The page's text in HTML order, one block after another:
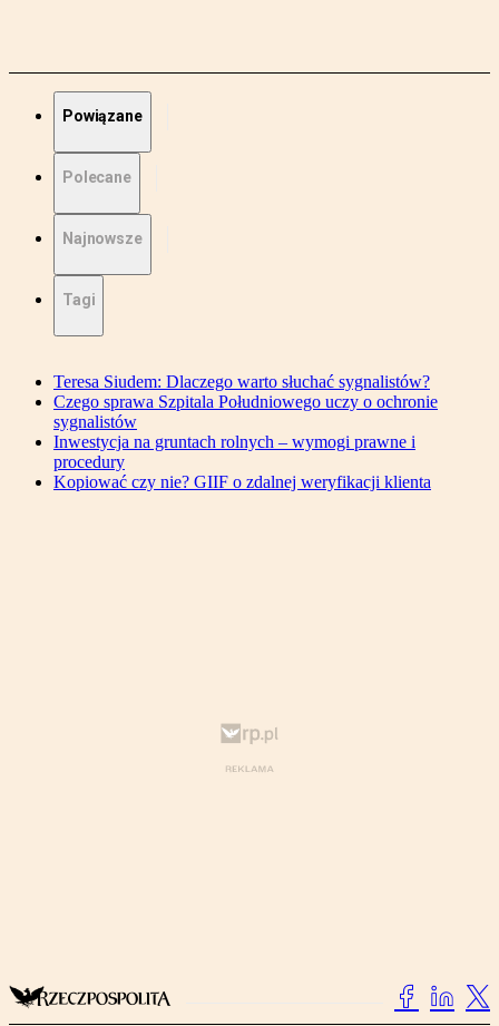
Powiązane
Polecane
Najnowsze
Tagi
Teresa Siudem: Dlaczego warto słuchać sygnalistów?
Czego sprawa Szpitala Południowego uczy o ochronie
sygnalistów
Inwestycja na gruntach rolnych – wymogi prawne i
procedury
Kopiować czy nie? GIIF o zdalnej weryfikacji klienta